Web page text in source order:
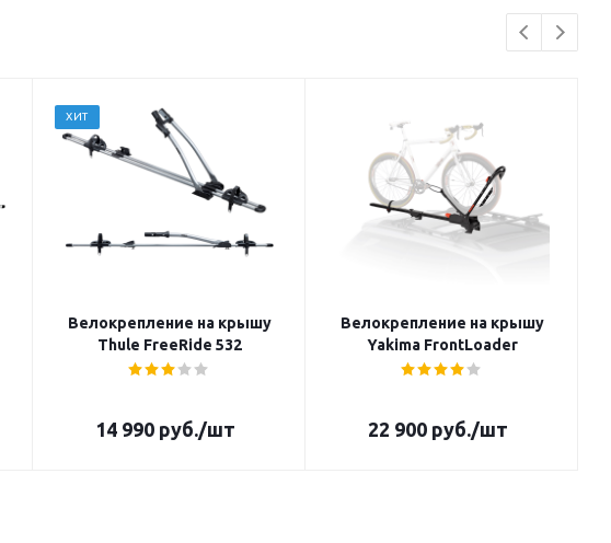
ХИТ
Велокрепление на крышу
Thule FreeRide 532
14 990 руб./шт
Велокрепление на крышу
Yakima FrontLoader
22 900 руб./шт